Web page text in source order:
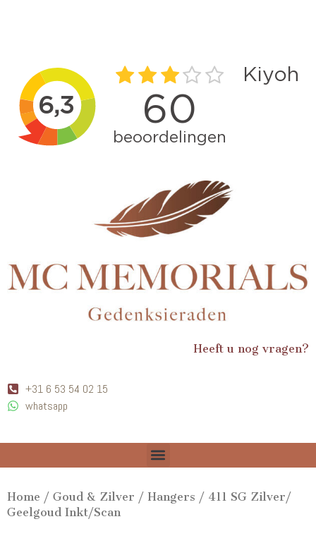
Heeft u nog vragen?
+31 6 53 54 02 15
whatsapp
Home / Goud & Zilver / Hangers / 411 SG Zilver/
Geelgoud Inkt/Scan